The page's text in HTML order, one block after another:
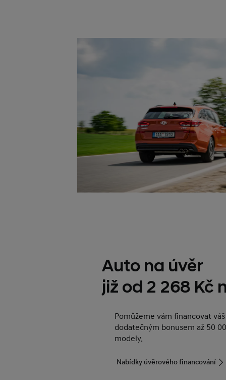
Auto na úvěr
již od 2 268 Kč
Pomůžeme vám financovat
dodatečným bonusem až 50
modely.
Nabídky úvěrového financování